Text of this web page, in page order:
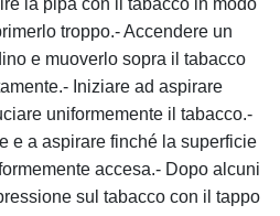
troppo.- Accendere un
e muoverlo sopra il tabacco
Iniziare ad aspirare
uniformemente il tabacco.-
e a aspirare finché la superficie
accesa.- Dopo alcuni
sul tabacco con il tappo